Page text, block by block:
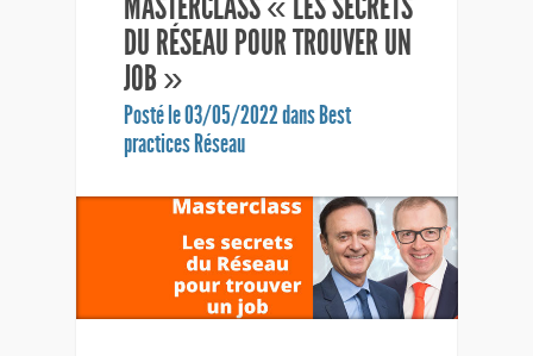
DU RÉSEAU POUR TROUVER UN
JOB »
Posté le 03/05/2022 dansBest
practices Réseau